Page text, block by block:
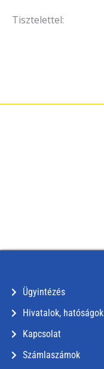
Tisztelettel:
Ügyintézés
Hivatalok, hatóságok
Kapcsolat
Számlaszámok